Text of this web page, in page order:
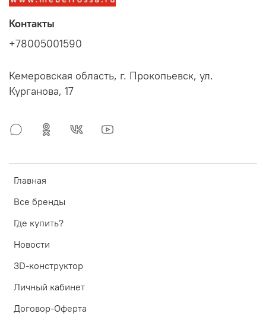
Главная
Все бренды
Где купить?
Новости
3D-конструктор
Личный кабинет
Договор-Оферта
Контакты
+78005001590
Кемеровская область, г. Прокопьевск, ул.
Курганова, 17